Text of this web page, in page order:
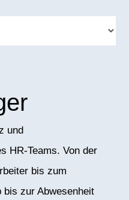
und
HR-Teams. Von der
bis zum
bis zur Abwesenheit